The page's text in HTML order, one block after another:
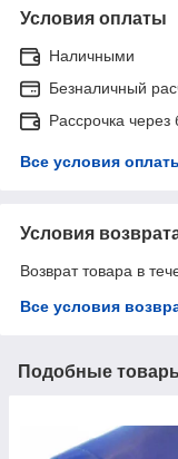
Условия оплаты
Наличными
Безналичный
Рассрочка через
Все условия
Условия
Возврат товара в
Все условия
Подобные